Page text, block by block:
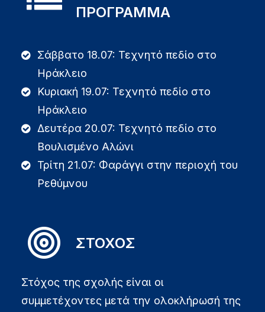
ΠΡΟΓΡΑΜΜΑ
Σάββατο 18.07: Τεχνητό πεδίο στο
Ηράκλειο
Κυριακή 19.07: Τεχνητό πεδίο στο
Ηράκλειο
Δευτέρα 20.07: Τεχνητό πεδίο στο
Βουλισμένο Αλώνι
Τρίτη 21.07: Φαράγγι στην περιοχή του
Ρεθύμνου
ΣΤΟΧΟΣ
Στόχος της σχολής είναι οι
συμμετέχοντες μετά την ολοκλήρωσή της